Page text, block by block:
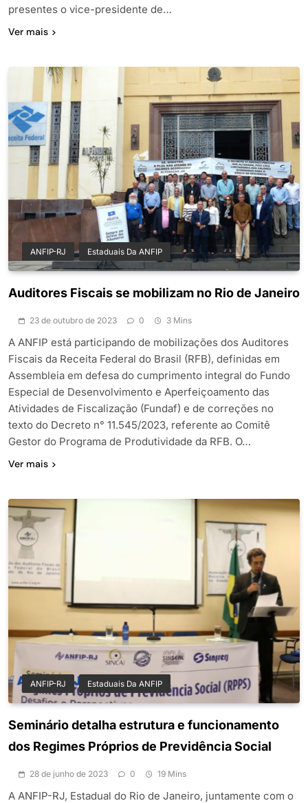
presentes o vice-presidente de…
Ver mais
ANFIP-RJ Estaduais Da ANFIP
Auditores Fiscais se mobilizam no Rio de Janeiro
23 de outubro de 2023 0 3 Mins
A ANFIP está participando de mobilizações dos Auditores
Fiscais da Receita Federal do Brasil (RFB), definidas em
Assembleia em defesa do cumprimento integral do Fundo
Especial de Desenvolvimento e Aperfeiçoamento das
Atividades de Fiscalização (Fundaf) e de correções no
texto do Decreto n° 11.545/2023, referente ao Comitê
Gestor do Programa de Produtividade da RFB. O…
Ver mais
ANFIP-RJ Estaduais Da ANFIP
Seminário detalha estrutura e funcionamento
dos Regimes Próprios de Previdência Social
28 de junho de 2023 0 19 Mins
A ANFIP-RJ, Estadual do Rio de Janeiro, juntamente com o